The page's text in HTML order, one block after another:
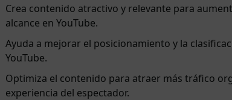
Crea contenido atractivo y relevante para
alcance en YouTube.
Ayuda a mejorar el posicionamiento y la
YouTube.
Optimiza el contenido para atraer más tráfico
experiencia del espectador.